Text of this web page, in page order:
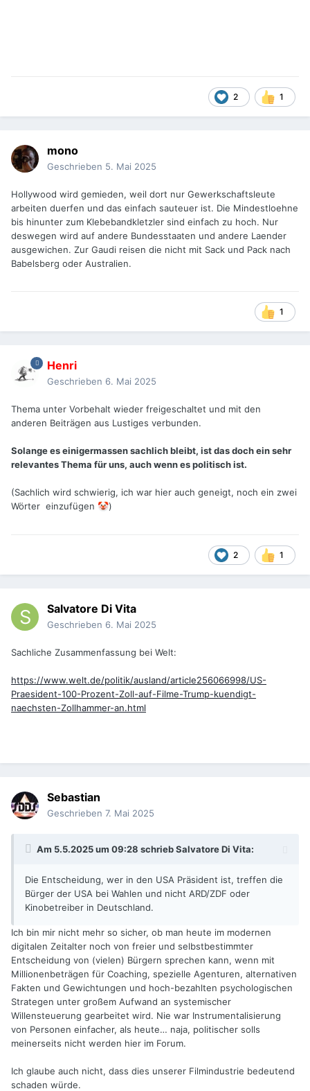
2 1
mono
Geschrieben 5. Mai 2025
Hollywood wird gemieden, weil dort nur Gewerkschaftsleute
arbeiten duerfen und das einfach sauteuer ist. Die Mindestloehne
bis hinunter zum Klebebandkletzler sind einfach zu hoch. Nur
deswegen wird auf andere Bundesstaaten und andere Laender
ausgewichen. Zur Gaudi reisen die nicht mit Sack und Pack nach
Babelsberg oder Australien.
1
Henri
Geschrieben 6. Mai 2025
Thema unter Vorbehalt wieder freigeschaltet und mit den
anderen Beiträgen aus Lustiges verbunden.
Solange es einigermassen sachlich bleibt, ist das doch ein sehr
relevantes Thema für uns, auch wenn es politisch ist.
(Sachlich wird schwierig, ich war hier auch geneigt, noch ein zwei
Wörter einzufügen 🤡)
2 1
Salvatore Di Vita
Geschrieben 6. Mai 2025
Sachliche Zusammenfassung bei Welt:
https://www.welt.de/politik/ausland/article256066998/US-
Praesident-100-Prozent-Zoll-auf-Filme-Trump-kuendigt-
naechsten-Zollhammer-an.html
Sebastian
Geschrieben 7. Mai 2025
Am 5.5.2025 um 09:28 schriebSalvatore Di Vita:
Die Entscheidung, wer in den USA Präsident ist, treffen die
Bürger der USA bei Wahlen und nicht ARD/ZDF oder
Kinobetreiber in Deutschland.
Ich bin mir nicht mehr so sicher, ob man heute im modernen
digitalen Zeitalter noch von freier und selbstbestimmter
Entscheidung von (vielen) Bürgern sprechen kann, wenn mit
Millionenbeträgen für Coaching, spezielle Agenturen, alternativen
Fakten und Gewichtungen und hoch-bezahlten psychologischen
Strategen unter großem Aufwand an systemischer
Willensteuerung gearbeitet wird. Nie war Instrumentalisierung
von Personen einfacher, als heute… naja, politischer solls
meinerseits nicht werden hier im Forum.
Ich glaube auch nicht, dass dies unserer Filmindustrie bedeutend
schaden würde.